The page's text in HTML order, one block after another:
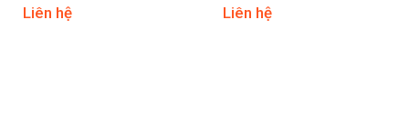
Liên hệ Liên hệ